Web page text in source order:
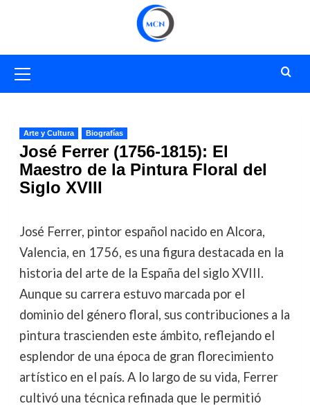
primario
Arte y Cultura Biografías
José Ferrer (1756-1815): El
Maestro de la Pintura Floral del
Siglo XVIII
José Ferrer, pintor español nacido en Alcora,
Valencia, en 1756, es una figura destacada en la
historia del arte de la España del siglo XVIII.
Aunque su carrera estuvo marcada por el
dominio del género floral, sus contribuciones a la
pintura trascienden este ámbito, reflejando el
esplendor de una época de gran florecimiento
artístico en el país. A lo largo de su vida, Ferrer
cultivó una técnica refinada que le permitió